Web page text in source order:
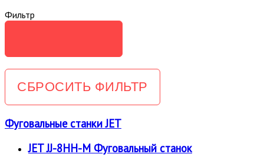
Фильтр
Фуговальные станки JET
JET JJ-8HH-M Фуговальный станок